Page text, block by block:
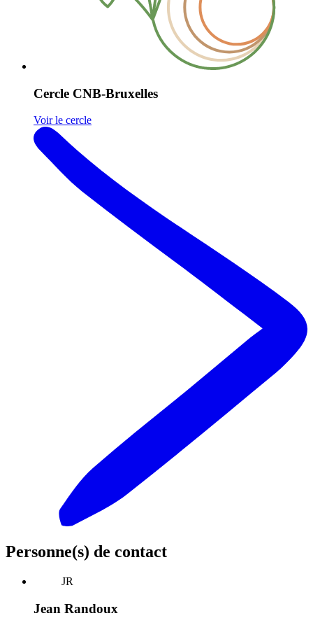
Cercle CNB-Bruxelles
Voir le cercle
Personne(s) de contact
JR
Jean Randoux